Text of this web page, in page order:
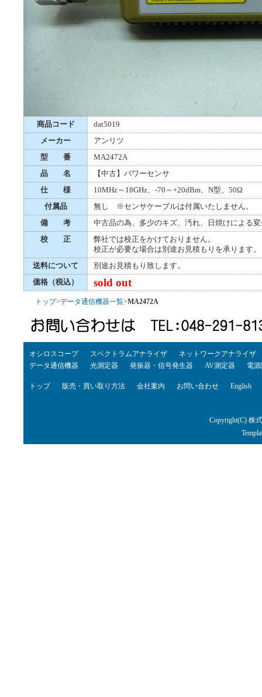
商品コード
dat5019
メーカー
アンリツ
型 番
MA2472A
品 名
【中古】パワーセンサ
仕 様
10MHz～18GHz、-70～+20dBm、N型、50Ω
付属品
無し ※センサケーブルは付属いたしません。
備 考
中古品の為、多少のキズ、汚れ、日焼けによる
校 正
弊社では校正をかけておりません。
校正が必要な場合は別途お見積もりを承ります。
送料について
別途お見積もり致します。
価格（税込）
sold out
トップ>データ通信機器一覧>MA2472A
オシロスコープ スペクトラムアナライザ
ネットワークアナライザ
データ通信機器
光測定器 発振器・信号発生器 AV測定器 電
トップ 販売・買い取り方法 会社案内 お問い合わせ English
Copyright(C) 株